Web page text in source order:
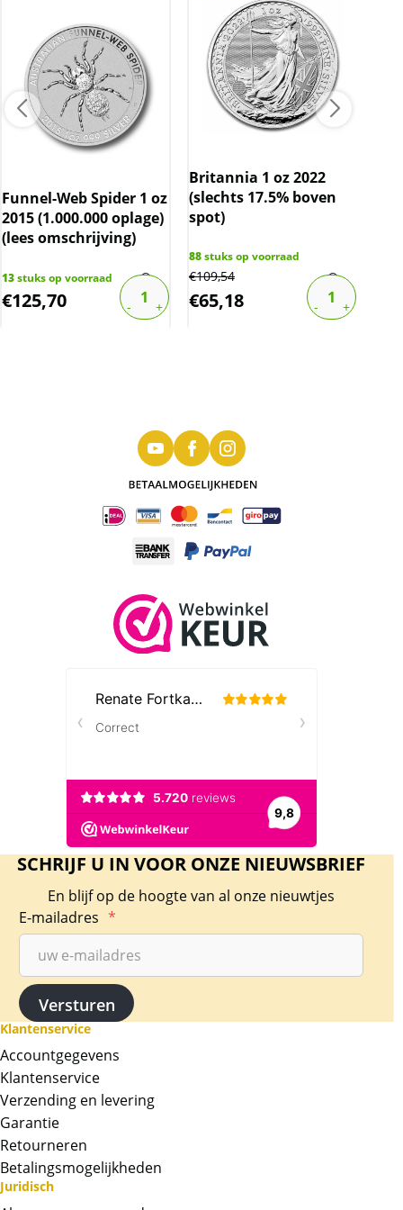
Funnel-Web Spider 1 oz
2015 (1.000.000 oplage)
(lees omschrijving)
13stuks op voorraad
€125,70
Britannia 1 oz 2022
(slechts 17.5% boven
spot)
88stuks op voorraad
€109,54
€65,18
SCHRIJF U IN VOOR ONZE NIEUWSBRIEF
En blijf op de hoogte van al onze nieuwtjes
E-mailadres *
Klantenservice
Accountgegevens
Klantenservice
Verzending en levering
Garantie
Retourneren
Betalingsmogelijkheden
Juridisch